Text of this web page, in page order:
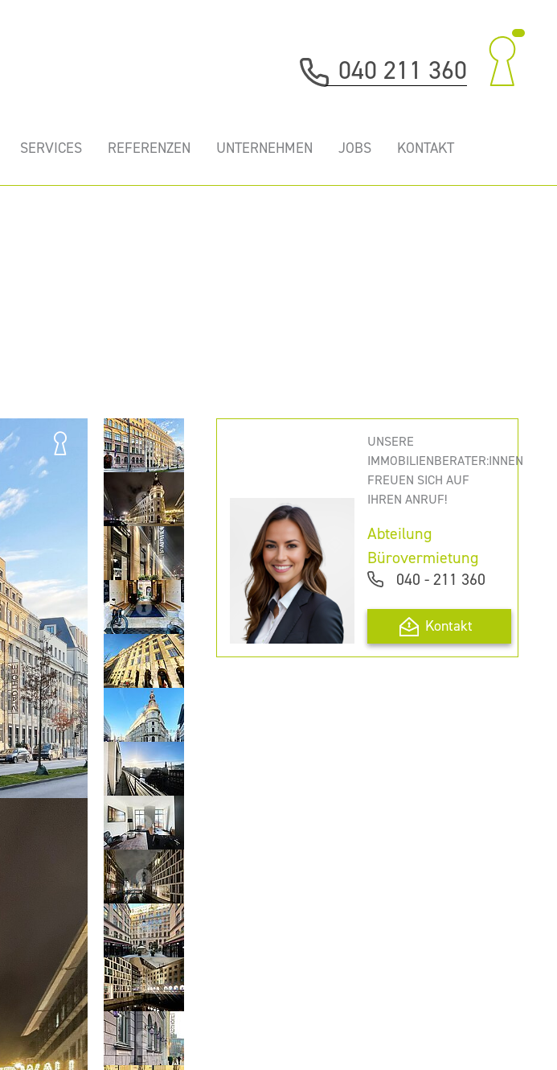
040 211 360
SERVICES REFERENZEN UNTERNEHMEN JOBS KONTAKT
UNSERE
IMMOBILIENBERATER:INNEN
FREUEN SICH AUF
IHREN ANRUF!
Abteilung
Bürovermietung
040 - 211 360
Kontakt